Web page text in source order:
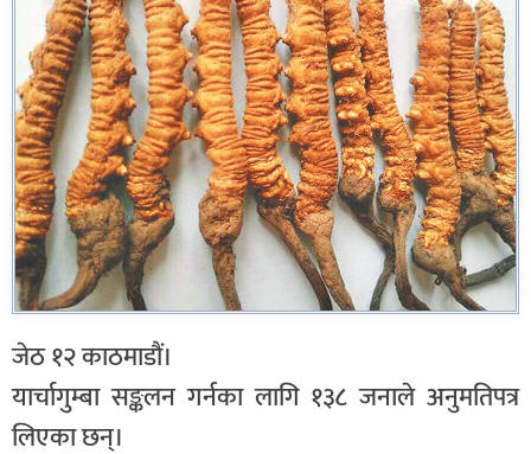
जेठ १२ काठमाडौं।
यार्चागुम्बा सङ्कलन गर्नका लागि १३८ जनाले अनुमतिपत्र
लिएका छन्।